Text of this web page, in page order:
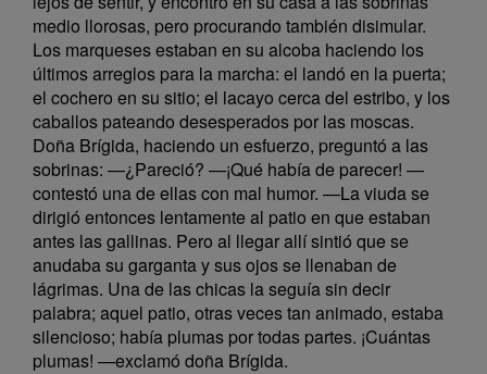
medio llorosas, pero procurando también disimular.
Los marqueses estaban en su alcoba haciendo los
últimos arreglos para la marcha: el landó en la puerta;
el cochero en su sitio; el lacayo cerca del estribo, y los
caballos pateando desesperados por las moscas.
Doña Brígida, haciendo un esfuerzo, preguntó a las
sobrinas: —¿Pareció? —¡Qué había de parecer! —
contestó una de ellas con mal humor. —La viuda se
dirigió entonces lentamente al patio en que estaban
antes las gallinas. Pero al llegar allí sintió que se
anudaba su garganta y sus ojos se llenaban de
lágrimas. Una de las chicas la seguía sin decir
palabra; aquel patio, otras veces tan animado, estaba
silencioso; había plumas por todas partes. ¡Cuántas
plumas! —exclamó doña Brígida.